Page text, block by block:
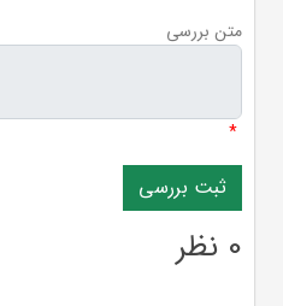
متن بررسی
*
0 نظر